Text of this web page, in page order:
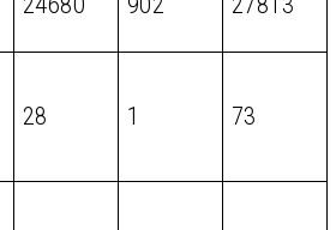
28 1 73